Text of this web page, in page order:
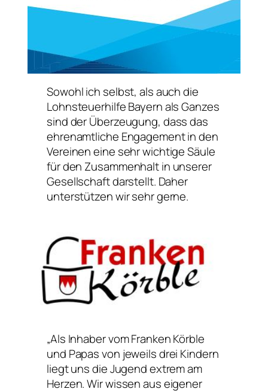
Sowohl ich selbst, als auch die
Lohnsteuerhilfe Bayern als Ganzes
sind der Überzeugung, dass das
ehrenamtliche Engagement in den
Vereinen eine sehr wichtige Säule
für den Zusammenhalt in unserer
Gesellschaft darstellt. Daher
unterstützen wir sehr gerne.
„Als Inhaber vom Franken Körble
und Papas von jeweils drei Kindern
liegt uns die Jugend extrem am
Herzen. Wir wissen aus eigener